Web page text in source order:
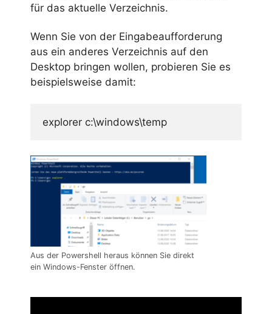
für das aktuelle Verzeichnis.
Wenn Sie von der Eingabeaufforderung
aus ein anderes Verzeichnis auf den
Desktop bringen wollen, probieren Sie es
beispielsweise damit:
explorer c:\windows\temp
Aus der Powershell heraus können Sie direkt
ein Windows-Fenster öffnen.